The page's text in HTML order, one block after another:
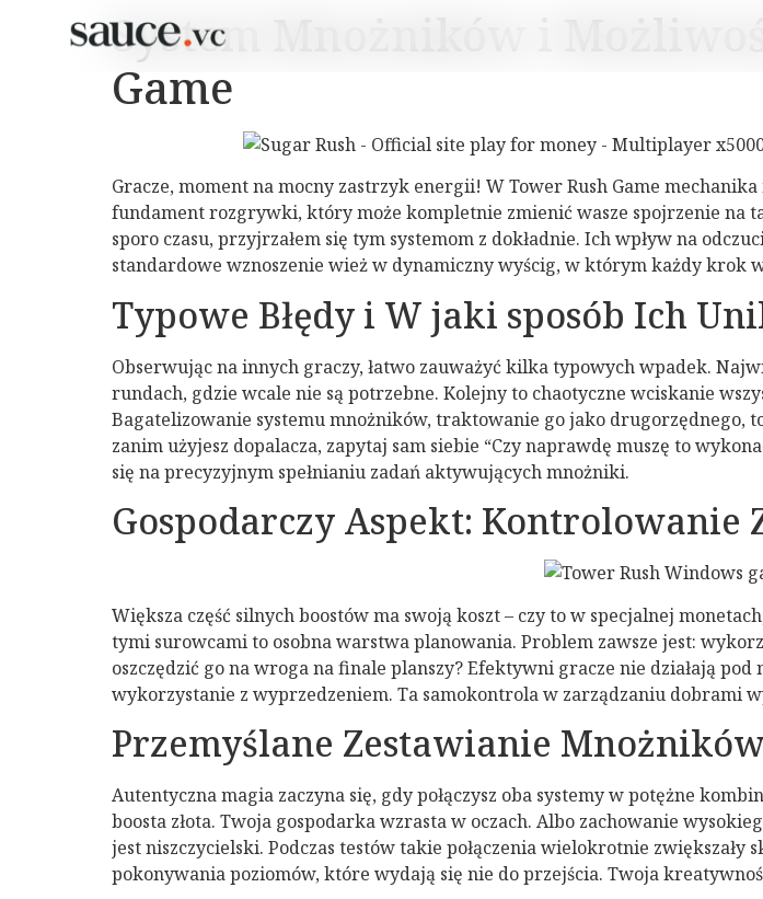
System Mnożników i
Game
Gracze, moment na mocny zastrzyk energii! W Tower Rush Game
fundament rozgrywki, który może kompletnie zmienić wasze spojrzenie na
sporo czasu, przyjrzałem się tym systemom z dokładnie. Ich wpływ na
standardowe wznoszenie wież w dynamiczny wyścig, w którym każdy krok
Typowe Błędy i W jaki sposób Ich
Obserwując na innych graczy, łatwo zauważyć kilka typowych wpadek.
rundach, gdzie wcale nie są potrzebne. Kolejny to chaotyczne wciskanie
Bagatelizowanie systemu mnożników, traktowanie go jako drugorzędnego,
zanim użyjesz dopalacza, zapytaj sam siebie “Czy naprawdę muszę to
się na precyzyjnym spełnianiu zadań aktywujących mnożniki.
Gospodarczy Aspekt: Kontrolowanie
Większa część silnych boostów ma swoją koszt – czy to w specjalnej
tymi surowcami to osobna warstwa planowania. Problem zawsze jest:
oszczędzić go na wroga na finale planszy? Efektywni gracze nie działają
wykorzystanie z wyprzedzeniem. Ta samokontrola w zarządzaniu dobrami
Przemyślane Zestawianie
Autentyczna magia zaczyna się, gdy połączysz oba systemy w potężne
boosta złota. Twoja gospodarka wzrasta w oczach. Albo zachowanie
jest niszczycielski. Podczas testów takie połączenia wielokrotnie
pokonywania poziomów, które wydają się nie do przejścia. Twoja